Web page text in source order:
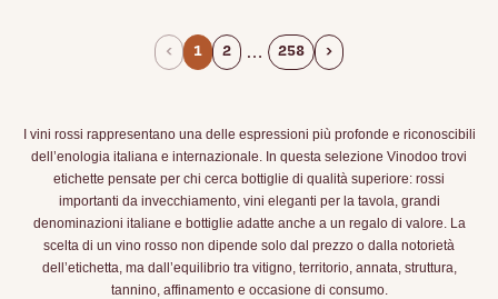
‹ 1 2 … 258 ›
I vini rossi rappresentano una delle espressioni più profonde e riconoscibili
dell’enologia italiana e internazionale. In questa selezione Vinodoo trovi
etichette pensate per chi cerca bottiglie di qualità superiore: rossi
importanti da invecchiamento, vini eleganti per la tavola, grandi
denominazioni italiane e bottiglie adatte anche a un regalo di valore. La
scelta di un vino rosso non dipende solo dal prezzo o dalla notorietà
dell’etichetta, ma dall’equilibrio tra vitigno, territorio, annata, struttura,
tannino, affinamento e occasione di consumo.